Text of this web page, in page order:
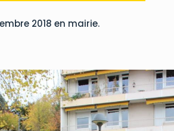
2018 en mairie.